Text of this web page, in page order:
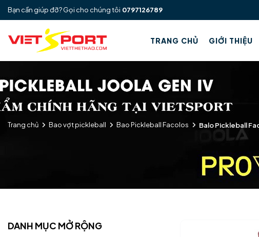
Bạn cần giúp đỡ? Gọi cho chúng tôi 0797126789
TRANG CHỦ GIỚI THIỆU
Trang chủ Bao vợt pickleball Bao Pickleball Facolos Balo Pickleball
DANH MỤC MỞ RỘNG